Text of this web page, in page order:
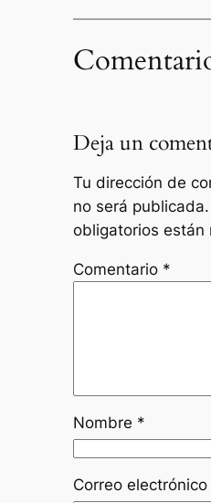
Deja un
Tu dirección de
no será publicada.
obligatorios están
Comentario *
Nombre *
Correo electrónico